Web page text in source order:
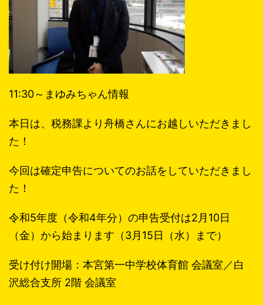
11:30～まゆみちゃん情報
本日は、税務課より舟橋さんにお越しいただきまし
た！
今回は確定申告についてのお話をしていただきまし
た！
令和5年度（令和4年分）の申告受付は2月10日
（金）から始まります（3月15日（水）まで）
受け付け開場：本宮第一中学校体育館 会議室／白
沢総合支所 2階 会議室